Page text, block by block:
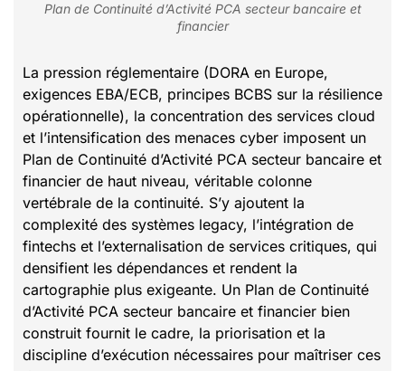
Plan de Continuité d’Activité PCA secteur bancaire et
financier
La pression réglementaire (DORA en Europe,
exigences EBA/ECB, principes BCBS sur la résilience
opérationnelle), la concentration des services cloud
et l’intensification des menaces cyber imposent un
Plan de Continuité d’Activité PCA secteur bancaire et
financier de haut niveau, véritable colonne
vertébrale de la continuité. S’y ajoutent la
complexité des systèmes legacy, l’intégration de
fintechs et l’externalisation de services critiques, qui
densifient les dépendances et rendent la
cartographie plus exigeante. Un Plan de Continuité
d’Activité PCA secteur bancaire et financier bien
construit fournit le cadre, la priorisation et la
discipline d’exécution nécessaires pour maîtriser ces